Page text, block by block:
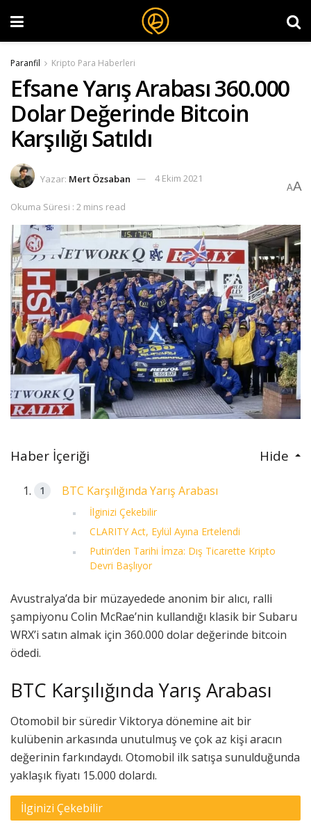
Paranfil Kripto Para Haberleri
Efsane Yarış Arabası 360.000
Dolar Değerinde Bitcoin
Karşılığı Satıldı
Yazar: Mert Özsaban 4 Ekim 2021
Okuma Süresi : 2 mins read
AA
Haber İçeriği Hide
BTC Karşılığında Yarış Arabası
İlginizi Çekebilir
CLARITY Act, Eylül Ayına Ertelendi
Putin’den Tarihi İmza: Dış Ticarette Kripto
Devri Başlıyor
Avustralya’da bir müzayedede anonim bir alıcı, ralli
şampiyonu Colin McRae’nin kullandığı klasik bir Subaru
WRX’i satın almak için 360.000 dolar değerinde bitcoin
ödedi.
BTC Karşılığında Yarış Arabası
Otomobil bir süredir Viktorya dönemine ait bir
kulübenin arkasında unutulmuş ve çok az kişi aracın
değerinin farkındaydı. Otomobil ilk satışa sunulduğunda
yaklaşık fiyatı 15.000 dolardı.
İlginizi Çekebilir